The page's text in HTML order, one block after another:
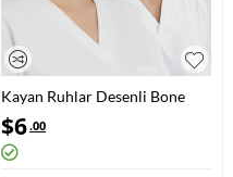
Kayan Ruhlar Desenli Bone
(Cotton Likra Kumaş)
$6.00